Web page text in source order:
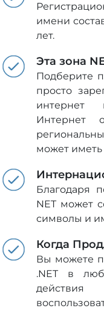
имени
лет.
Эта зона
Подберите
просто
интернет
Интернет
может иметь
Благодаря
NET может
символы и
Когда
Вы можете
.NET в